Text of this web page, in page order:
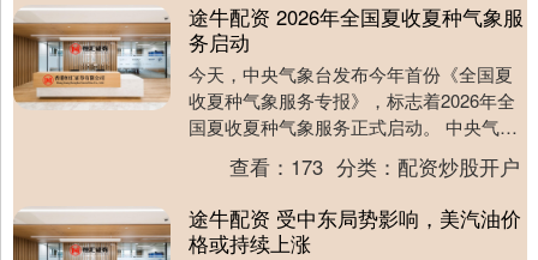
途牛配资 2026年全国夏收夏种气象服
务启动
今天，中央气象台发布今年首份《全国夏
收夏种气象服务专报》，标志着2026年全
国夏收夏种气象服务正式启动。 中央气象
台预计，5月下旬夏粮产区降雨偏多。26日
前，江....
查看： 173 分类：配资炒股开户
途牛配资 受中东局势影响，美汽油价
格或持续上涨